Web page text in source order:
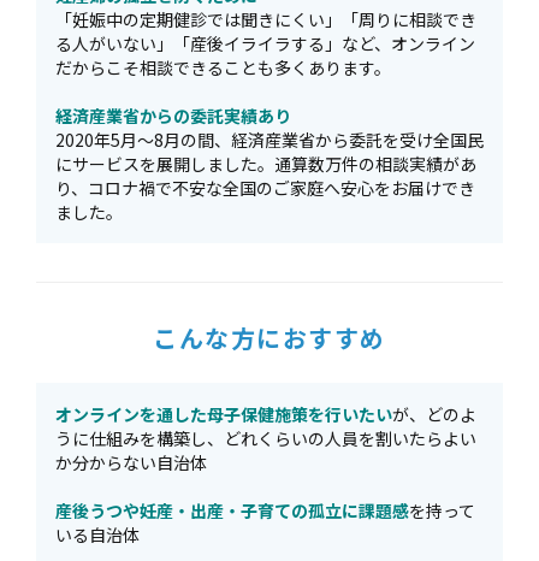
「妊娠中の定期健診では聞きにくい」「周りに相談でき
る人がいない」「産後イライラする」など、オンライン
だからこそ相談できることも多くあります。
経済産業省からの委託実績あり
2020年5月〜8月の間、経済産業省から委託を受け全国民
にサービスを展開しました。通算数万件の相談実績があ
り、コロナ禍で不安な全国のご家庭へ安心をお届けでき
ました。
こんな方におすすめ
オンラインを通した母子保健施策を行いたいが、どのよ
うに仕組みを構築し、どれくらいの人員を割いたらよい
か分からない自治体
産後うつや妊産・出産・子育ての孤立に課題感を持って
いる自治体